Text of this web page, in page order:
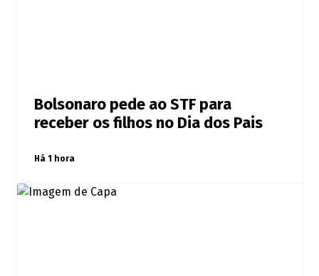
Bolsonaro pede ao STF para
receber os filhos no Dia dos Pais
Há 1 hora